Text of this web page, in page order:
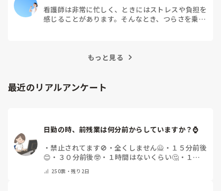
看護師は非常に忙しく、ときにはストレスや負担を
感じることがあります。そんなとき、つらさを乗り
もっと見る
最近のリアルアンケート
日勤の時、前残業は何分前からしていますか？⌚
・禁止されてます🚫 ・ 全くしません🙅 ・ １５分前後
😊 ・ ３０分前後🤓 ・ １時間はないくらい🤔 ・ １時
250票・残り2日